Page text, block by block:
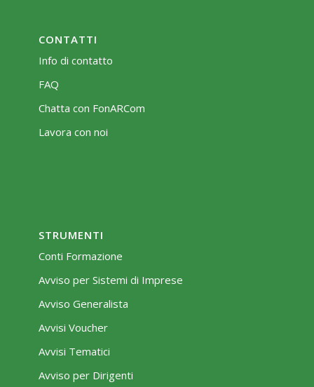
CONTATTI
Info di contatto
FAQ
Chatta con FonARCom
Lavora con noi
STRUMENTI
Conti Formazione
Avviso per Sistemi di Imprese
Avviso Generalista
Avvisi Voucher
Avvisi Tematici
Avviso per Dirigenti